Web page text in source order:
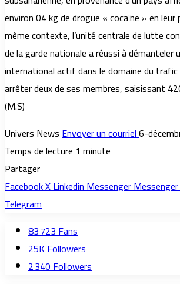
environ 04 kg de drogue « cocaïne » en
même contexte, l’unité centrale de lutte
de la garde nationale a réussi à démanteler
international actif dans le domaine du
arrêter deux de ses membres, saisissant
(M.S)
Univers NewsEnvoyer un courriel6-
Temps de lecture 1 minute
Partager
FacebookXLinkedinMessengerMessenger
Telegram
83 723Fans
25KFollowers
2 340Followers